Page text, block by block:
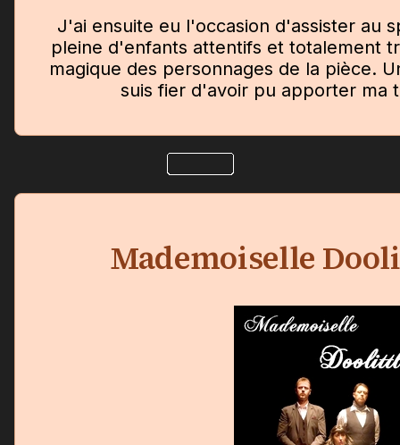
J'ai ensuite eu l'occasion d'assister au
pleine d'enfants attentifs et totalement
magique des personnages de la pièce.
suis fier d'avoir pu apporter ma
Mademoiselle